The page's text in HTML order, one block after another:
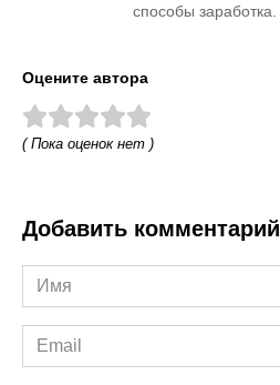
способы заработка.
Оцените автора
( Пока оценок нет )
Добавить комментарий
Имя
*
Email
*